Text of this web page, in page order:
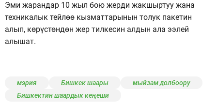
Эми жарандар 10 жыл бою жерди жакшыртуу жана
техникалык тейлөө кызматтарынын толук пакетин
алып, көрүстөндөн жер тилкесин алдын ала ээлей
алышат.
мэрия Бишкек шаары
мыйзам долбоору
Бишкектин шаардык кеңеши